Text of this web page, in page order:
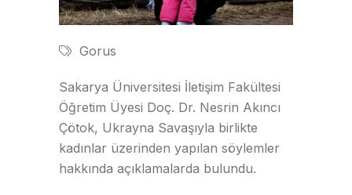
Gorus
Sakarya Üniversitesi İletişim Fakültesi
Öğretim Üyesi Doç. Dr. Nesrin Akıncı
Çötok, Ukrayna Savaşıyla birlikte
kadınlar üzerinden yapılan söylemler
hakkında açıklamalarda bulundu.